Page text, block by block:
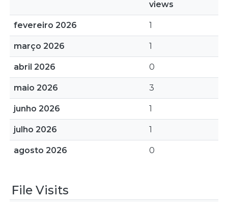
views
fevereiro 2026 1
março 2026 1
abril 2026 0
maio 2026 3
junho 2026 1
julho 2026 1
agosto 2026 0
File Visits